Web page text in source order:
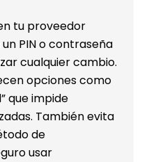
tu proveedor
PIN o contraseña
cualquier cambio.
opciones como
que impide
También evita
de
usar